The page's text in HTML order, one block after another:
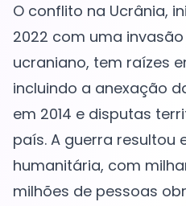
O conflito na Ucrânia,
2022 com uma
ucraniano, tem raízes
incluindo a anexação
em 2014 e disputas
país. A guerra resultou
humanitária, com
milhões de pessoas